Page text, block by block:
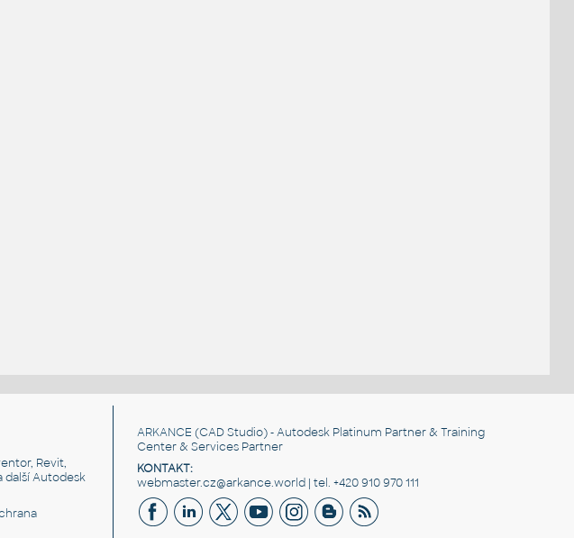
Revit,
další Autodesk
ARKANCE (CAD Studio) - Autodesk Platinum Partner & Training
Center & Services Partner
KONTAKT:
webmaster.cz@arkance.world | tel. +420 910 970 111